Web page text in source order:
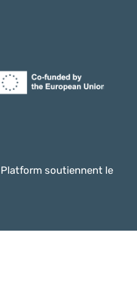
Platform soutiennent le